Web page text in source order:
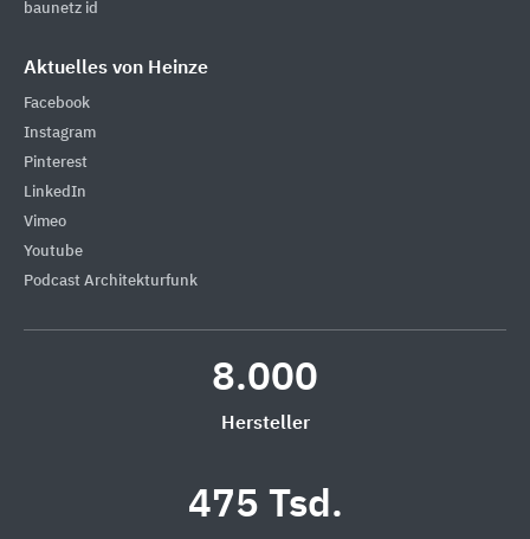
baunetz id
Aktuelles von Heinze
Facebook
Instagram
Pinterest
LinkedIn
Vimeo
Youtube
Podcast Architekturfunk
8.000
Hersteller
475 Tsd.